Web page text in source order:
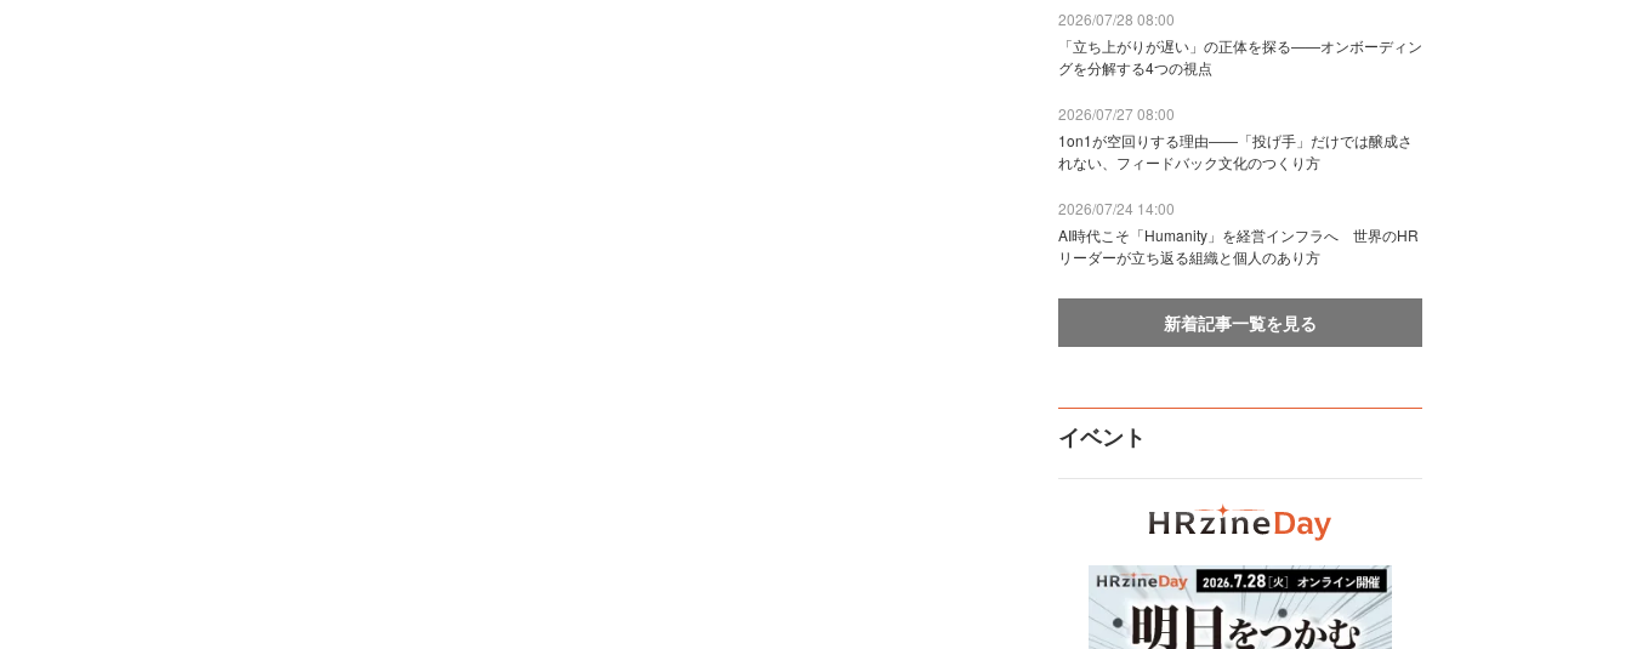
2026/07/28 08:00
「立ち上がりが遅い」の正体を探る——オンボーディン
グを分解する4つの視点
2026/07/27 08:00
1on1が空回りする理由——「投げ手」だけでは醸成さ
れない、フィードバック文化のつくり方
2026/07/24 14:00
AI時代こそ「Humanity」を経営インフラへ 世界のHR
リーダーが立ち返る組織と個人のあり方
新着記事一覧を見る
イベント